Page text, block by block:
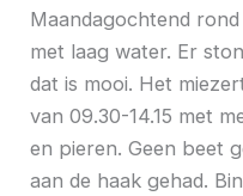
Maandagochtend
met laag water. Er
dat is mooi. Het
van 09.30-14.15 met
en pieren. Geen beet
aan de haak gehad.